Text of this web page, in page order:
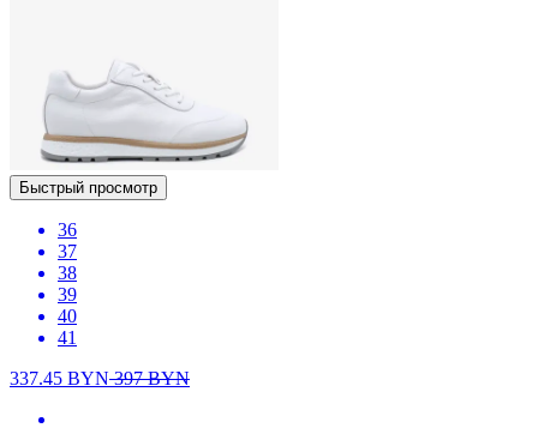
Быстрый просмотр
36
37
38
39
40
41
337.45 BYN397BYN